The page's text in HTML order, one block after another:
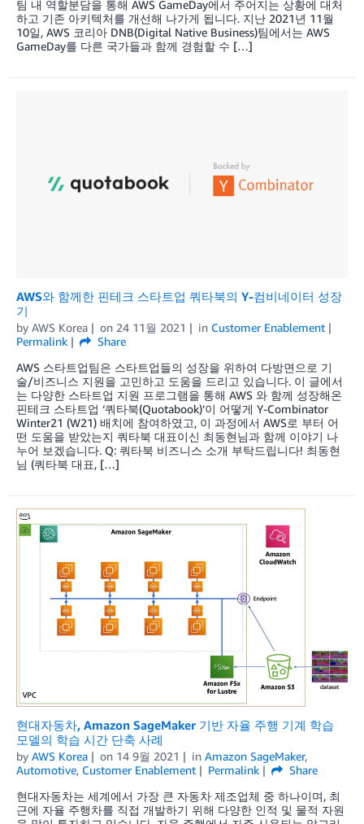
팀 내 역할분담을 통해 AWS GameDay에서 주어지는 상황에 대처
하고 기존 아키텍처를 개선해 나가게 됩니다. 지난 2021년 11월
10일, AWS 코리아 DNB(Digital Native Business)팀에서는 AWS
GameDay를 다른 국가들과 함께 경험할 수 […]
AWS와 함께한 핀테크 스타트업 쿼타북의 Y-컴비네이터 성장
기
by AWS Korea on 24 11월 2021 in Customer Enablement
Permalink
Share
AWS 스타트업팀은 스타트업들의 성장을 위하여 다방면으로 기
술/비즈니스 지원을 고민하고 도움을 드리고 있습니다. 이 글에서
는 다양한 스타트업 지원 프로그램을 통해 AWS 와 함께 성장해온
핀테크 스타트업 ‘쿼타북(Quotabook)’이 어떻게 Y-Combinator
Winter21 (W21) 배치에 참여하였고, 이 과정에서 AWS로 부터 어
떤 도움을 받았는지 쿼타북 대표이신 최동현님과 함께 이야기 나
누어 보겠습니다. Q: 쿼타북 비즈니스 소개 부탁드립니다! 최동현
님 (쿼타북 대표, […]
현대자동차, Amazon SageMaker 기반 자율 주행 기계 학습
모델의 학습 시간 단축 사례
by AWS Korea on 14 9월 2021 in Amazon SageMaker,
Automotive, Customer Enablement Permalink
Share
현대자동차는 세계에서 가장 큰 자동차 제조업체 중 하나이며, 최
근에 자율 주행차를 직접 개발하기 위해 다양한 인적 및 물적 자원